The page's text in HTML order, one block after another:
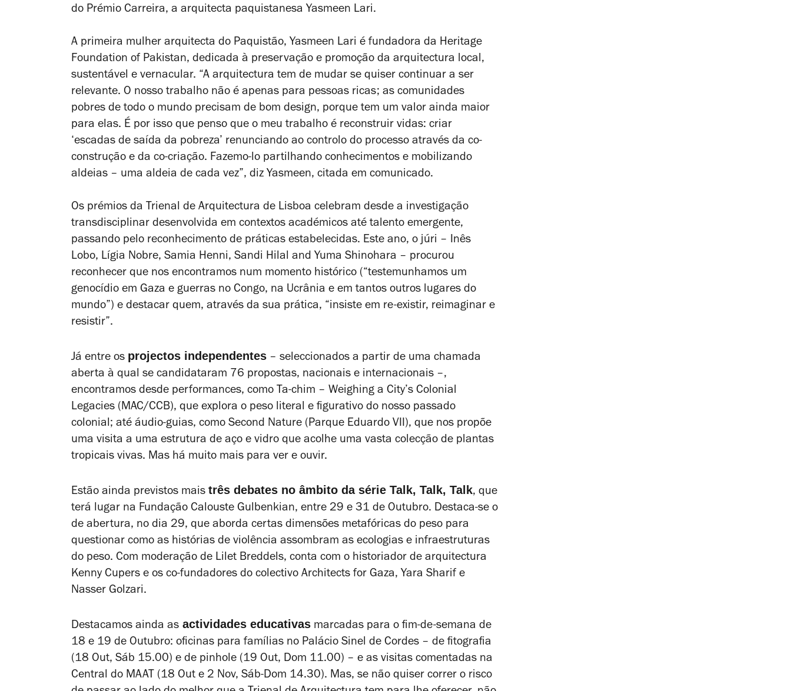
do Prémio Carreira, a arquitecta paquistanesa Yasmeen Lari.
A primeira mulher arquitecta do Paquistão, Yasmeen Lari é fundadora da Heritage
Foundation of Pakistan, dedicada à preservação e promoção da arquitectura local,
sustentável e vernacular. “A arquitectura tem de mudar se quiser continuar a ser
relevante. O nosso trabalho não é apenas para pessoas ricas; as comunidades
pobres de todo o mundo precisam de bom design, porque tem um valor ainda maior
para elas. É por isso que penso que o meu trabalho é reconstruir vidas: criar
‘escadas de saída da pobreza’ renunciando ao controlo do processo através da co-
construção e da co-criação. Fazemo-lo partilhando conhecimentos e mobilizando
aldeias – uma aldeia de cada vez”, diz Yasmeen, citada em comunicado.
Os prémios da Trienal de Arquitectura de Lisboa celebram desde a investigação
transdisciplinar desenvolvida em contextos académicos até talento emergente,
passando pelo reconhecimento de práticas estabelecidas. Este ano, o júri – Inês
Lobo, Lígia Nobre, Samia Henni, Sandi Hilal and Yuma Shinohara – procurou
reconhecer que nos encontramos num momento histórico (“testemunhamos um
genocídio em Gaza e guerras no Congo, na Ucrânia e em tantos outros lugares do
mundo”) e destacar quem, através da sua prática, “insiste em re-existir, reimaginar e
resistir”.
Já entre os projectos independentes – seleccionados a partir de uma chamada
aberta à qual se candidataram 76 propostas, nacionais e internacionais –,
encontramos desde performances, como Ta-chim – Weighing a City’s Colonial
Legacies (MAC/CCB), que explora o peso literal e figurativo do nosso passado
colonial; até áudio-guias, como Second Nature (Parque Eduardo VII), que nos propõe
uma visita a uma estrutura de aço e vidro que acolhe uma vasta colecção de plantas
tropicais vivas. Mas há muito mais para ver e ouvir.
Estão ainda previstos mais três debates no âmbito da série Talk, Talk, Talk, que
terá lugar na Fundação Calouste Gulbenkian, entre 29 e 31 de Outubro. Destaca-se o
de abertura, no dia 29, que aborda certas dimensões metafóricas do peso para
questionar como as histórias de violência assombram as ecologias e infraestruturas
do peso. Com moderação de Lilet Breddels, conta com o historiador de arquitectura
Kenny Cupers e os co-fundadores do colectivo Architects for Gaza, Yara Sharif e
Nasser Golzari.
Destacamos ainda as actividades educativas marcadas para o fim-de-semana de
18 e 19 de Outubro: oficinas para famílias no Palácio Sinel de Cordes – de fitografia
(18 Out, Sáb 15.00) e de pinhole (19 Out, Dom 11.00) – e as visitas comentadas na
Central do MAAT (18 Out e 2 Nov, Sáb-Dom 14.30). Mas, se não quiser correr o risco